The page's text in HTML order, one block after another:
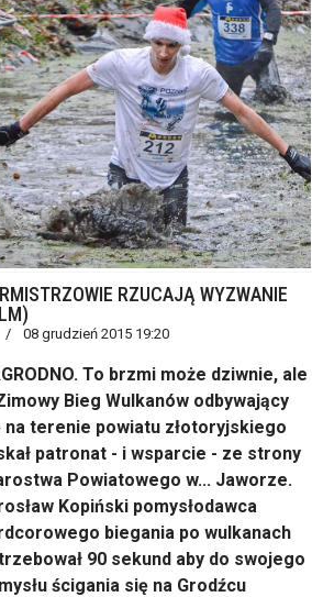
RZUCAJĄ WYZWANIE
08 grudzień 2015 19:20
To brzmi może dziwnie, ale
Bieg Wulkanów odbywający
na terenie powiatu złotoryjskiego
patronat - i wsparcie - ze strony
Powiatowego w... Jaworze.
Kopiński pomysłodawca
biegania po wulkanach
90 sekund aby do swojego
ścigania się na Grodźcu